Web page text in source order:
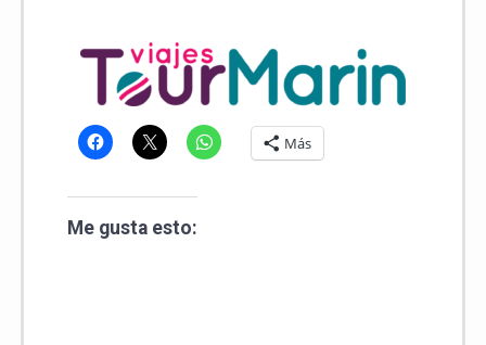
Más
Me gusta esto: